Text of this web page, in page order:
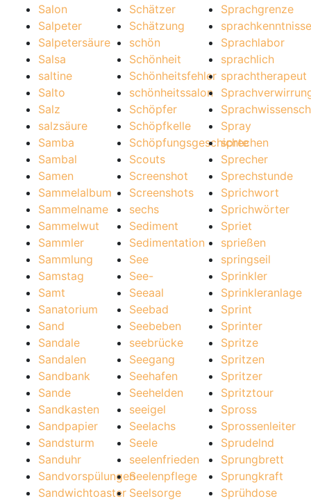
Salon
Salpeter
Salpetersäure
Salsa
saltine
Salto
Salz
salzsäure
Samba
Sambal
Samen
Sammelalbum
Sammelname
Sammelwut
Sammler
Sammlung
Samstag
Samt
Sanatorium
Sand
Sandale
Sandalen
Sandbank
Sande
Sandkasten
Sandpapier
Sandsturm
Sanduhr
Sandvorspülungen
Sandwichtoaster
Schätzer
Schätzung
schön
Schönheit
Schönheitsfehler
schönheitssalon
Schöpfer
Schöpfkelle
Schöpfungsgeschichte
Scouts
Screenshot
Screenshots
sechs
Sediment
Sedimentation
See
See-
Seeaal
Seebad
Seebeben
seebrücke
Seegang
Seehafen
Seehelden
seeigel
Seelachs
Seele
seelenfrieden
Seelenpflege
Seelsorge
Sprachgrenze
sprachkenntnisse
Sprachlabor
sprachlich
sprachtherapeut
Spray
sprechen
Sprecher
Sprechstunde
Sprichwort
Sprichwörter
Spriet
sprießen
springseil
Sprinkler
Sprinkleranlage
Sprint
Sprinter
Spritze
Spritzen
Spritzer
Spritztour
Spross
Sprossenleiter
Sprudelnd
Sprungbrett
Sprungkraft
Sprühdose